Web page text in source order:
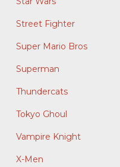
Street Fighter
Super Mario Bros
Superman
Thundercats
Tokyo Ghoul
Vampire Knight
X-Men